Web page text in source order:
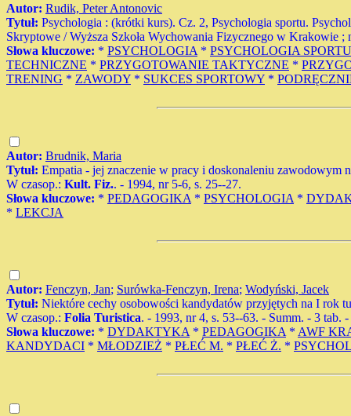
Autor: Rudik, Peter Antonovic
Tytuł: Psychologia : (krótki kurs). Cz. 2, Psychologia sportu.
Skryptowe / Wyższa Szkoła Wychowania Fizycznego w Krakowie ;
Słowa kluczowe: * PSYCHOLOGIA * PSYCHOLOGIA SPORTU
TECHNICZNE * PRZYGOTOWANIE TAKTYCZNE *
TRENING * ZAWODY * SUKCES SPORTOWY *
Autor: Brudnik, Maria
Tytuł: Empatia - jej znaczenie w pracy i doskonaleniu zawodowym
W czasop.: Kult. Fiz.. - 1994, nr 5-6, s. 25--27.
Słowa kluczowe: * PEDAGOGIKA * PSYCHOLOGIA *
* LEKCJA
Autor: Fenczyn, Jan; Surówka-Fenczyn, Irena; Wodyński, Jacek
Tytuł: Niektóre cechy osobowości kandydatów przyjętych na I
W czasop.: Folia Turistica. - 1993, nr 4, s. 53--63. - Summ. - 3 tab.
Słowa kluczowe: * DYDAKTYKA * PEDAGOGIKA * AWF
KANDYDACI * MŁODZIEŻ * PŁEĆ M. * PŁEĆ Ż. *